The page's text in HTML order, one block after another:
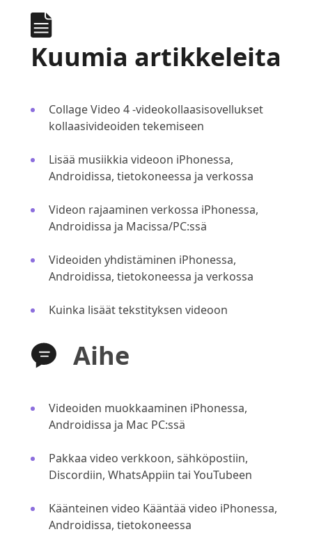
Kuumia artikkeleita
Collage Video 4 -videokollaasisovellukset
kollaasivideoiden tekemiseen
Lisää musiikkia videoon iPhonessa,
Androidissa, tietokoneessa ja verkossa
Videon rajaaminen verkossa iPhonessa,
Androidissa ja Macissa/PC:ssä
Videoiden yhdistäminen iPhonessa,
Androidissa, tietokoneessa ja verkossa
Kuinka lisäät tekstityksen videoon
Aihe
Videoiden muokkaaminen iPhonessa,
Androidissa ja Mac PC:ssä
Pakkaa video verkkoon, sähköpostiin,
Discordiin, WhatsAppiin tai YouTubeen
Käänteinen video Kääntää video iPhonessa,
Androidissa, tietokoneessa